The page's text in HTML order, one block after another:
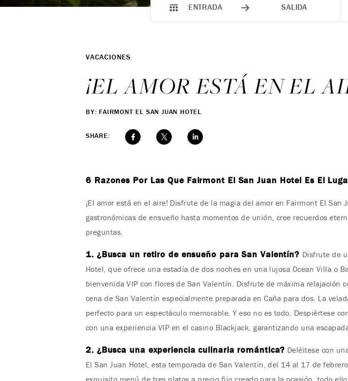
ENTRADA SALIDA
VACACIONES
¡EL AMOR ESTÁ EN EL
BY: FAIRMONT EL SAN JUAN HOTEL
SHARE:
6 Razones Por Las Que Fairmont El San Juan Hotel Es El
¡El amor está en el aire! Disfrute de la magia del amor en Fairmont El San
gastronómicas de ensueño hasta momentos de unión, cree recuerdos
preguntas.
1. ¿Busca un retiro de ensueño para San Valentín? Disfrute de
Hotel, que ofrece una estadía de dos noches en una lujosa Ocean Villa o
bienvenida VIP con flores de San Valentín. Disfrute de máxima relajación
cena de San Valentín especialmente preparada en Caña para dos. La
perfecto para un espectáculo memorable. Y eso no es todo. Despiértese
con una experiencia VIP en el casino Blackjack, garantizando una
2. ¿Busca una experiencia culinaria romántica? Deléitese con
El San Juan Hotel, esta temporada de San Valentín, del 14 al 17 de
exquisito menú de tres platos a precio fijo creado para la ocasión, todo